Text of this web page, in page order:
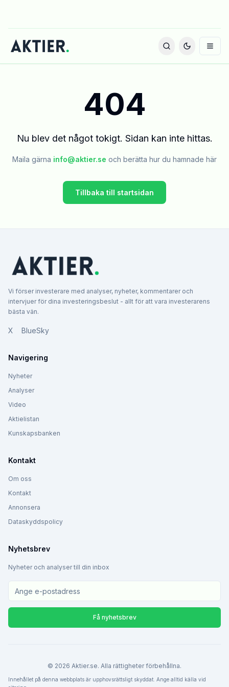
404
Nu blev det något tokigt. Sidan kan inte hittas.
Maila gärna info@aktier.se och berätta hur du hamnade här
Tillbaka till startsidan
Vi förser investerare med analyser, nyheter, kommentarer och
intervjuer för dina investeringsbeslut - allt för att vara investerarens
bästa vän.
X BlueSky
Navigering
Nyheter
Analyser
Video
Aktielistan
Kunskapsbanken
Kontakt
Om oss
Kontakt
Annonsera
Dataskyddspolicy
Nyhetsbrev
Nyheter och analyser till din inbox
Få nyhetsbrev
© 2026 Aktier.se. Alla rättigheter förbehållna.
Innehållet på denna webbplats är upphovsrättsligt skyddat. Ange alltid källa vid